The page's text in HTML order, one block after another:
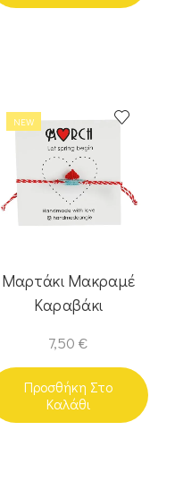
NEW
Μαρτάκι Μακραμέ
Καραβάκι
7,50 €
Προσθήκη Στο
Καλάθι